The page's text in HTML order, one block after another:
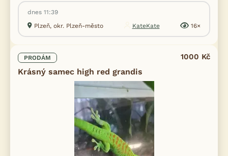
dnes 11:39
Plzeň, okr. Plzeň-město
KateKate 16×
PRODÁM
Krásný samec high red grandis
1000 Kč